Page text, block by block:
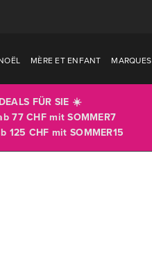
MÈRE ET ENFANT MARQUES
FÜR SIE ☀️
77 CHF mitSOMMER7
125 CHF mit SOMMER15